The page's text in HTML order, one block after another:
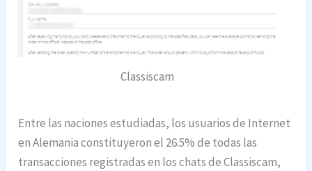
Classiscam
Entre las naciones estudiadas, los usuarios de Internet
en Alemania constituyeron el 26.5% de todas las
transacciones registradas en los chats de Classiscam,